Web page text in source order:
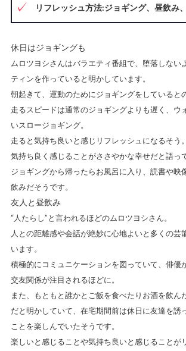
リフレッシュ方法:ジョギング、昼飲み
休日はジョギングも
ムロツヨシさんはバラエティ番組で、堕落しない
ティンを作っていると明かしています。
朝起きて、運動のためにジョギングをしていると
走るスピードは通常のジョギングよりも遅く、ウ
いスロージョギング。
走ると気持ち良いと感じリフレッシュになるそう。
気持ち良く感じることがささやかな幸せだと語っ
ジョギングから帰ったらお風呂に入り、読書や映
飲みだそうです。
友人と昼飲み
“人たらし”と言われるほどのムロツヨシさん。
人との距離感や会話が絶妙に心地よいと多くの芸
います。
積極的にコミュニケーションを図っていて、俳優
交友関係が注目されるほどに。
また、もともと誰かとご飯を食べたりお酒を飲ん
だと明かしていて、在宅期間前は休日に友達を誘
ことを楽しんでいたそうです。
楽しいと感じることや気持ち良いと感じることが